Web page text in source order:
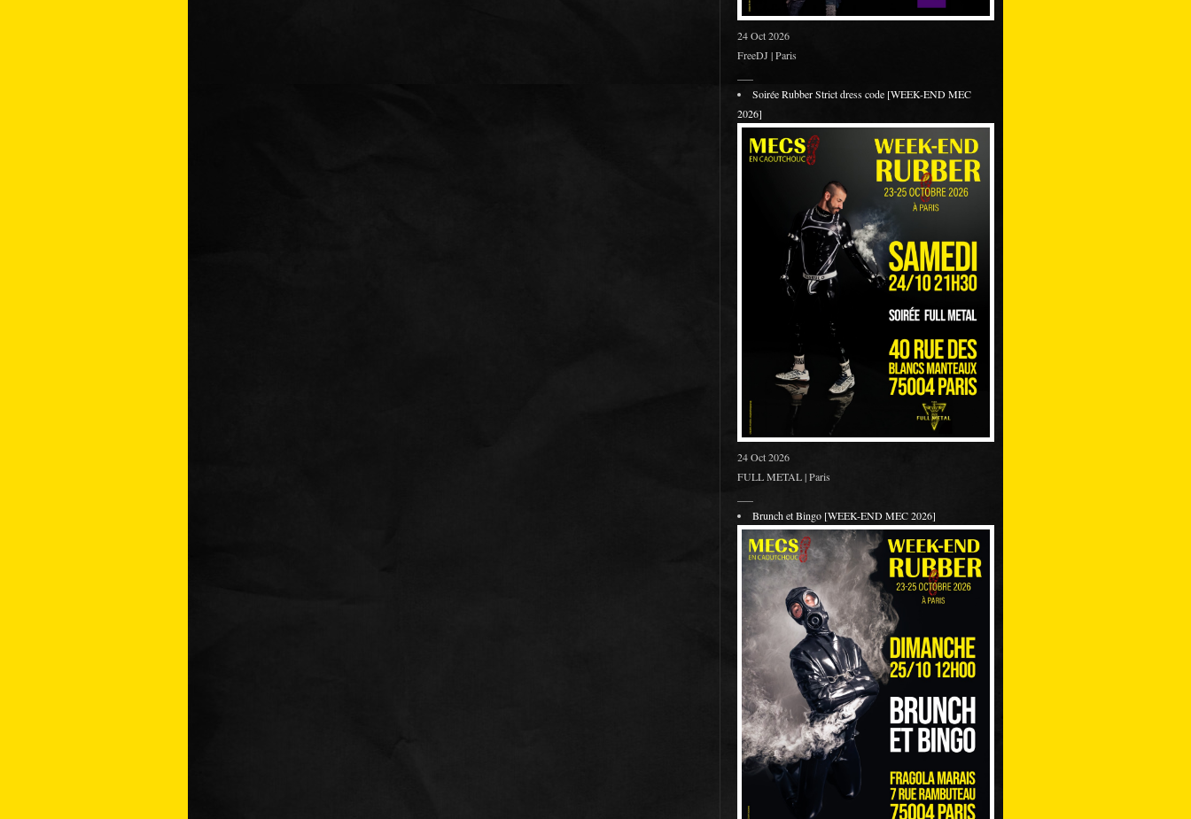
24 Oct 2026
FreeDJ | Paris
Soirée Rubber Strict dress code [WEEK-END MEC
2026]
24 Oct 2026
FULL METAL | Paris
Brunch et Bingo [WEEK-END MEC 2026]